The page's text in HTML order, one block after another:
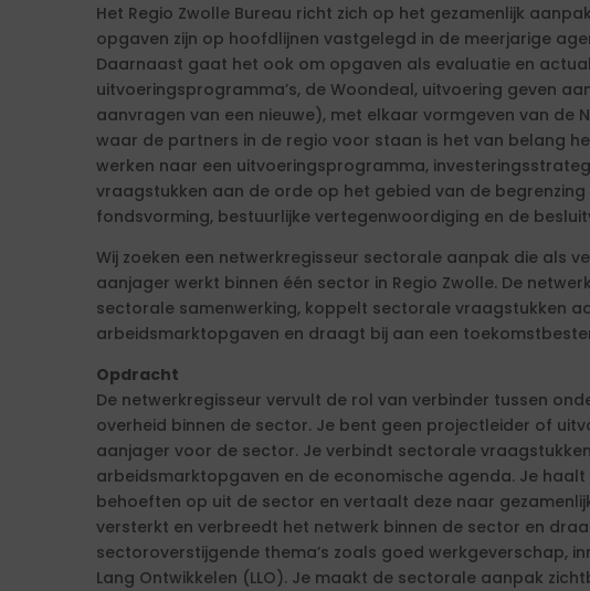
Het Regio Zwolle Bureau richt zich op het gezamenlijk
opgaven zijn op hoofdlijnen vastgelegd in de meerjarige
Daarnaast gaat het ook om opgaven als evaluatie en
uitvoeringsprogramma’s, de Woondeal, uitvoering geven
aanvragen van een nieuwe), met elkaar vormgeven van de
waar de partners in de regio voor staan is het van belang
werken naar een uitvoeringsprogramma,
vraagstukken aan de orde op het gebied van de begrenzing
fondsvorming, bestuurlijke vertegenwoordiging en de
Wij zoeken een netwerkregisseur sectorale aanpak die als
aanjager werkt binnen één sector in Regio Zwolle. De
sectorale samenwerking, koppelt sectorale vraagstukken
arbeidsmarktopgaven en draagt bij aan een
Opdracht
De netwerkregisseur vervult de rol van verbinder tussen
overheid binnen de sector. Je bent geen projectleider of
aanjager voor de sector. Je verbindt sectorale
arbeidsmarktopgaven en de economische agenda. Je haalt
behoeften op uit de sector en vertaalt deze naar
versterkt en verbreedt het netwerk binnen de sector en
sectoroverstijgende thema’s zoals goed werkgeverschap,
Lang Ontwikkelen (LLO). Je maakt de sectorale aanpak